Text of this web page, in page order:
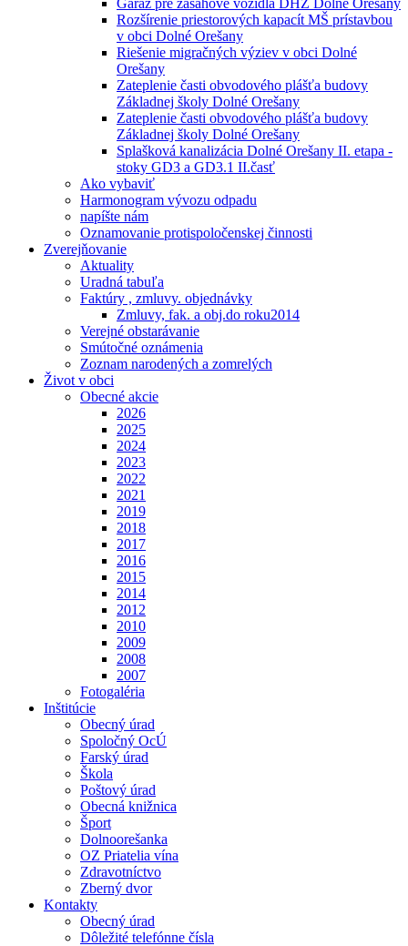
Garáž pre zásahové vozidlá DHZ Dolné Orešany
Rozšírenie priestorových kapacít MŠ prístavbou
v obci Dolné Orešany
Riešenie migračných výziev v obci Dolné
Orešany
Zateplenie časti obvodového plášťa budovy
Základnej školy Dolné Orešany
Zateplenie časti obvodového plášťa budovy
Základnej školy Dolné Orešany
Splašková kanalizácia Dolné Orešany II. etapa -
stoky GD3 a GD3.1 II.časť
Ako vybaviť
Harmonogram vývozu odpadu
napíšte nám
Oznamovanie protispoločenskej činnosti
Zverejňovanie
Aktuality
Uradná tabuľa
Faktúry , zmluvy. objednávky
Zmluvy, fak. a obj.do roku2014
Verejné obstarávanie
Smútočné oznámenia
Zoznam narodených a zomrelých
Život v obci
Obecné akcie
2026
2025
2024
2023
2022
2021
2019
2018
2017
2016
2015
2014
2012
2010
2009
2008
2007
Fotogaléria
Inštitúcie
Obecný úrad
Spoločný OcÚ
Farský úrad
Škola
Poštový úrad
Obecná knižnica
Šport
Dolnoorešanka
OZ Priatelia vína
Zdravotníctvo
Zberný dvor
Kontakty
Obecný úrad
Dôležité telefónne čísla